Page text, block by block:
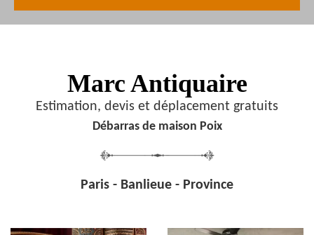
Marc Antiquaire
Estimation, devis et déplacement gratuits
Débarras de maison Poix
Paris - Banlieue - Province